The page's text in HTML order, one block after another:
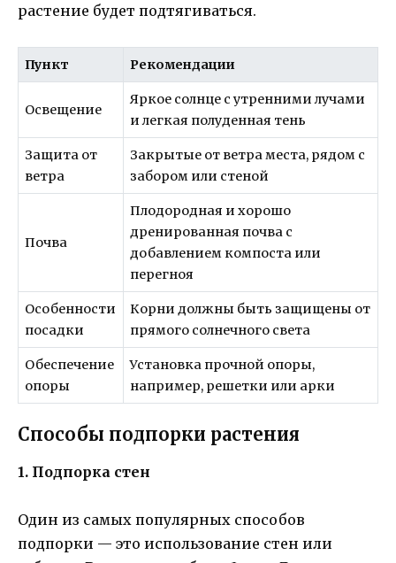
растение будет подтягиваться.
Пункт Рекомендации
Освещение
Яркое солнце с утренними лучами
и легкая полуденная тень
Защита от
ветра
Закрытые от ветра места, рядом с
забором или стеной
Почва
Плодородная и хорошо
дренированная почва с
добавлением компоста или
перегноя
Особенности
посадки
Корни должны быть защищены от
прямого солнечного света
Обеспечение
опоры
Установка прочной опоры,
например, решетки или арки
Способы подпорки растения
1. Подпорка стен
Один из самых популярных способов
подпорки — это использование стен или